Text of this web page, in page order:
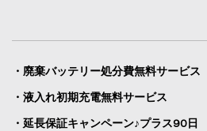
・廃棄バッテリー処分費無料サービス
・液入れ初期充電無料サービス
・延長保証キャンペーン♪プラス90日